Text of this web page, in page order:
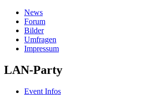
News
Forum
Bilder
Umfragen
Impressum
LAN-Party
Event Infos